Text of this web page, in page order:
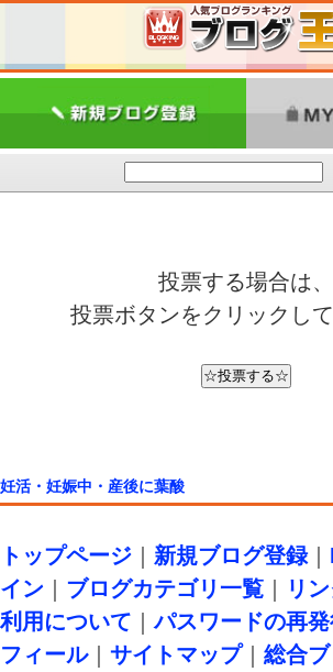
投票する場合は、
投票ボタンをクリックし
妊活・妊娠中・産後に葉酸
トップページ 新規ブログ登録｜
イン
ブログカテゴリ一覧 リ
利用について ｜パスワードの再
フィール｜ サイトマップ｜ 総合